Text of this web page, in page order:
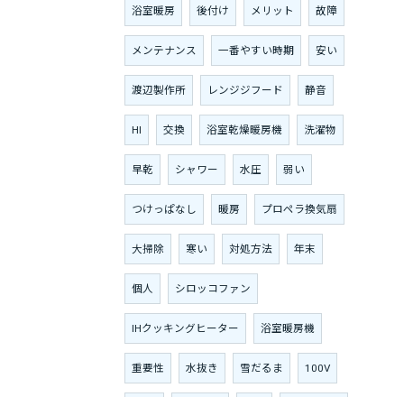
浴室暖房 後付け メリット 故障
メンテナンス 一番やすい時期 安い
渡辺製作所 レンジジフード 静音
HI 交換 浴室乾燥暖房機 洗濯物
早乾 シャワー 水圧 弱い
つけっぱなし 暖房 プロペラ換気扇
大掃除 寒い 対処方法 年末
個人 シロッコファン
IHクッキングヒーター 浴室暖房機
重要性 水抜き 雪だるま 100V